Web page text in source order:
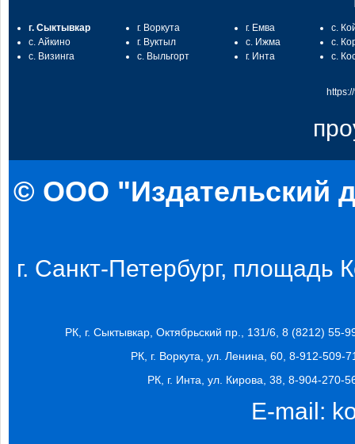
г. Сыктывкар
с. Айкино
с. Визинга
г. Воркута
г. Вуктыл
с. Выльгорт
г. Емва
с. Ижма
г. Инта
с.
с.
с.
© ООО "Издательский
г. Санкт-Петербург, площадь
РК, г. Сыктывкар, Октябрьский пр., 131/6, 8 (8212) 55-
РК, г. Воркута, ул. Ленина, 60, 8-912-509-
РК, г. Инта, ул. Кирова, 38, 8-904-270-
E-mail: